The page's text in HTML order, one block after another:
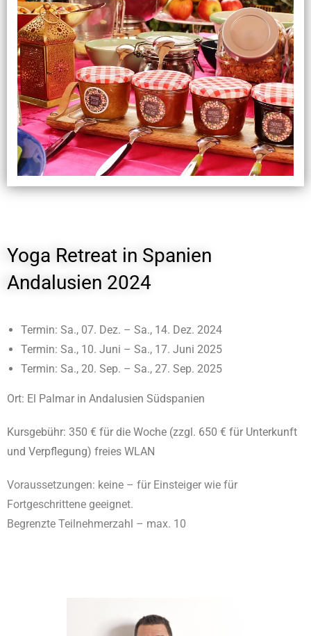
Yoga Retreat in Spanien
Andalusien 2024
Termin: Sa., 07. Dez. – Sa., 14. Dez. 2024
Termin: Sa., 10. Juni – Sa., 17. Juni 2025
Termin: Sa., 20. Sep. – Sa., 27. Sep. 2025
Ort: El Palmar in Andalusien Südspanien
Kursgebühr: 350 € für die Woche (zzgl. 650 € für Unterkunft
und Verpflegung) freies WLAN
Voraussetzungen: keine – für Einsteiger wie für
Fortgeschrittene geeignet.
Begrenzte Teilnehmerzahl – max. 10